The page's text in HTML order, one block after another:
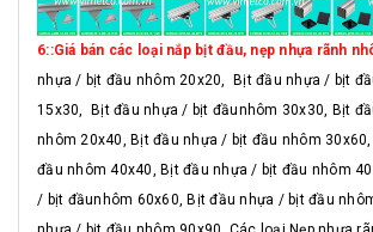
6::Giá bán các loại nắp bịt đầu, nẹp nhựa rãnh
nhựa / bịt đầu nhôm 20x20, Bịt đầu nhựa / bịt
15x30, Bịt đầu nhựa / bịt đầunhôm 30x30, Bịt
nhôm 20x40, Bịt đầu nhựa / bịt đầu nhôm
đầu nhôm 40x40, Bịt đầu nhựa / bịt đầu nhôm
/ bịt đầunhôm 60x60, Bịt đầu nhựa / bịt đầu